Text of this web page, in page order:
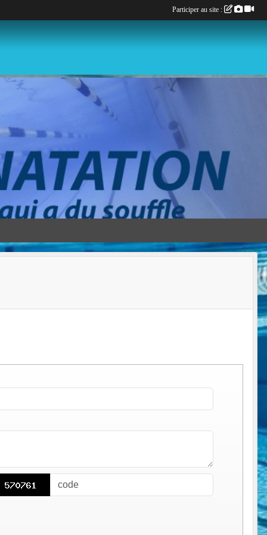
Participer au site :